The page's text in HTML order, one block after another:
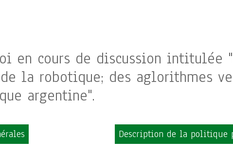
en cours de discussion intitulée
la robotique; des aglorithmes
argentine".
Description de la politique